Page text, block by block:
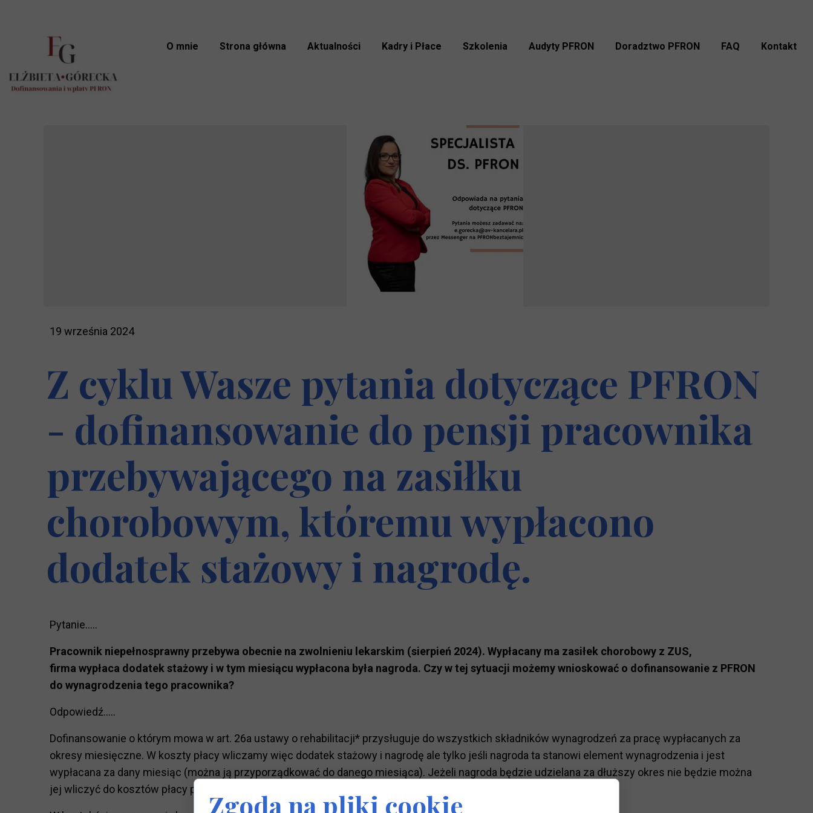
O mnie Strona główna Aktualności Kadry i Płace Szkolenia Audyty PFRON Doradztwo PFRON FAQ Kontakt
19 września 2024
Z cyklu Wasze pytania dotyczące PFRON
- dofinansowanie do pensji pracownika
przebywającego na zasiłku
chorobowym, któremu wypłacono
dodatek stażowy i nagrodę.
Pytanie.....
Pracownik niepełnosprawny przebywa obecnie na zwolnieniu lekarskim (sierpień 2024). Wypłacany ma zasiłek chorobowy z ZUS,
firma wypłaca dodatek stażowy i w tym miesiącu wypłacona była nagroda. Czy w tej sytuacji możemy wnioskować o dofinansowanie z PFRON
do wynagrodzenia tego pracownika?
Odpowiedź.....
Dofinansowanie o którym mowa w art. 26a ustawy o rehabilitacji* przysługuje do wszystkich składników wynagrodzeń za pracę wypłacanych za
okresy miesięczne. W koszty płacy wliczamy więc dodatek stażowy i nagrodę ale tylko jeśli nagroda ta stanowi element wynagrodzenia i jest
wypłacana za dany miesiąc (można ją przyporządkować do danego miesiąca). Jeżeli nagroda będzie udzielana za dłuższy okres nie będzie można
jej wliczyć do kosztów płacy podlegających dofinansowaniu.Zgoda na pliki cookie